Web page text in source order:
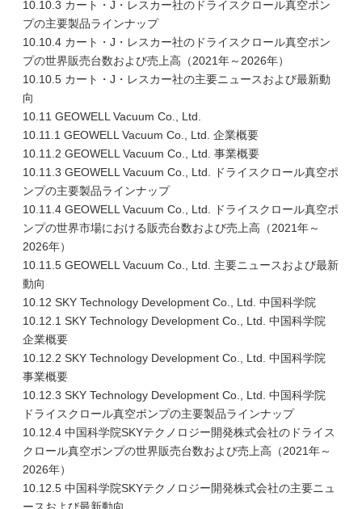
10.10.3 カート・J・レスカー社のドライスクロール真空ポン
プの主要製品ラインナップ
10.10.4 カート・J・レスカー社のドライスクロール真空ポン
プの世界販売台数および売上高（2021年～2026年）
10.10.5 カート・J・レスカー社の主要ニュースおよび最新動
向
10.11 GEOWELL Vacuum Co., Ltd.
10.11.1 GEOWELL Vacuum Co., Ltd. 企業概要
10.11.2 GEOWELL Vacuum Co., Ltd. 事業概要
10.11.3 GEOWELL Vacuum Co., Ltd. ドライスクロール真空ポ
ンプの主要製品ラインナップ
10.11.4 GEOWELL Vacuum Co., Ltd. ドライスクロール真空ポ
ンプの世界市場における販売台数および売上高（2021年～
2026年）
10.11.5 GEOWELL Vacuum Co., Ltd. 主要ニュースおよび最新
動向
10.12 SKY Technology Development Co., Ltd. 中国科学院
10.12.1 SKY Technology Development Co., Ltd. 中国科学院
企業概要
10.12.2 SKY Technology Development Co., Ltd. 中国科学院
事業概要
10.12.3 SKY Technology Development Co., Ltd. 中国科学院
ドライスクロール真空ポンプの主要製品ラインナップ
10.12.4 中国科学院SKYテクノロジー開発株式会社のドライス
クロール真空ポンプの世界販売台数および売上高（2021年～
2026年）
10.12.5 中国科学院SKYテクノロジー開発株式会社の主要ニュ